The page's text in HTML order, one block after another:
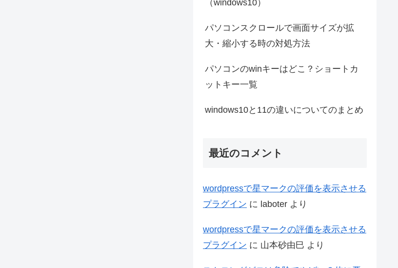
（windows10）
パソコンスクロールで画面サイズが拡
大・縮小する時の対処方法
パソコンのwinキーはどこ？ショートカ
ットキー一覧
windows10と11の違いについてのまとめ
最近のコメント
wordpressで星マークの評価を表示させる
プラグイン に laboter より
wordpressで星マークの評価を表示させる
プラグイン に 山本砂由巳 より